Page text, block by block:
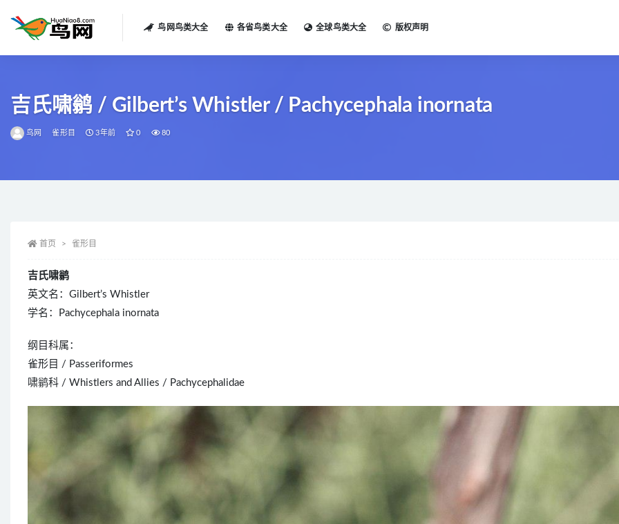
鸟网鸟类大全 各省鸟类大全 全球鸟类大全 版权声明
吉氏啸鹟 / Gilbert’s Whistler / Pachycephala inornata
鸟网 雀形目 3年前 0 80
首页 雀形目
吉氏啸鹟
英文名：Gilbert’s Whistler
学名：Pachycephala inornata
纲目科属：
雀形目 / Passeriformes
啸鹟科 / Whistlers and Allies / Pachycephalidae